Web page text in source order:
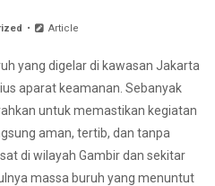
Article
yang digelar di kawasan Jakarta
aparat keamanan. Sebanyak
untuk memastikan kegiatan
aman, tertib, dan tanpa
di wilayah Gambir dan sekitar
massa buruh yang menuntut